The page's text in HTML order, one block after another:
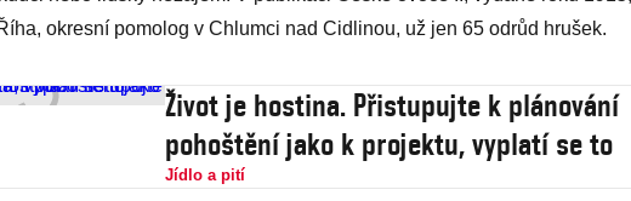
okresní pomolog v Chlumci nad Cidlinou, už jen 65 odrůd hrušek.
Život je hostina. Přistupujte k plánování
pohoštění jako k projektu, vyplatí se to
Jídlo a pití